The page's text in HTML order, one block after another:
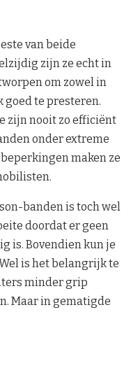
van beide
zijn ze echt in
om zowel in
goed te presteren.
zijn nooit zo efficiënt
onder extreme
maken ze
banden is toch wel
doordat er geen
is. Bovendien kun je
is het belangrijk te
minder grip
Maar in gematigde